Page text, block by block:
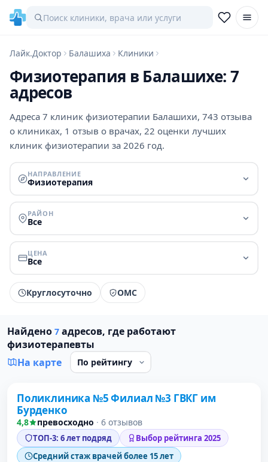
Лайк.Доктор Балашиха Клиники
Физиотерапия в Балашихе: 7
адресов
Адреса 7 клиник физиотерапии Балашихи, 743 отзыва
о клиниках, 1 отзыв о врачах, 22 оценки лучших
клиник физиотерапии за 2026 год.
НАПРАВЛЕНИЕ
Физиотерапия
РАЙОН
Все
ЦЕНА
Все
Круглосуточно ОМС
Найдено 7 адресов, где работают
физиотерапевты
На карте
1 место в рейтинге
Поликлиника №5 Филиал №3 ГВКГ им
Бурденко
4,8 превосходно · 6 отзывов
ТОП-3: 6 лет подряд
Выбор рейтинга 2025
Средний стаж врачей более 15 лет